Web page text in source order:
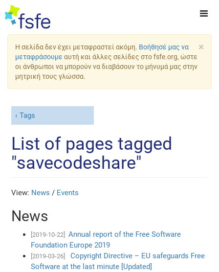
×
Η σελίδα δεν έχει μεταφραστεί ακόμη. Βοήθησέ μας να
μεταφράσουμε αυτή και άλλες σελίδες στο fsfe.org, ώστε
οι άνθρωποι να μπορούν να διαβάσουν το μήνυμά μας στην
μητρική τους γλώσσα.
Tags
List of pages tagged
"savecodeshare"
View: News / Events
News
[2019-10-22]
Annual report of the Free Software
Foundation Europe 2019
[2019-03-26]
Copyright Directive – EU safeguards Free
Software at the last minute [Updated]